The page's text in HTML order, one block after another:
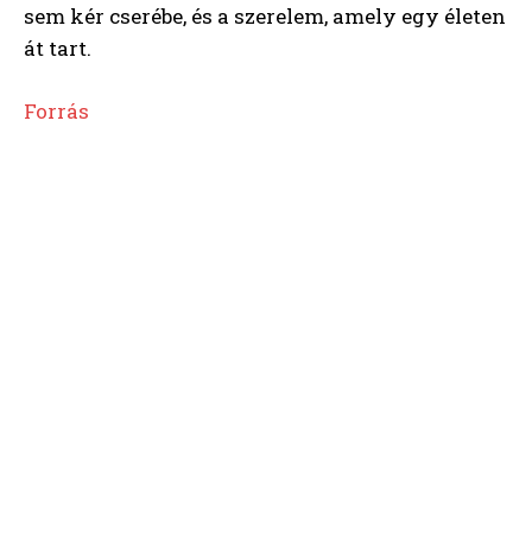
sem kér cserébe, és a szerelem, amely egy életen
át tart.
Forrás